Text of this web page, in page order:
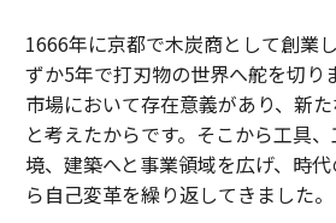
1666年に京都で木炭商として創業
ずか5年で打刃物の世界へ舵を切り
市場において存在意義があり、新
と考えたからです。そこから工具
境、建築へと事業領域を広げ、時
ら自己変革を繰り返してきました。